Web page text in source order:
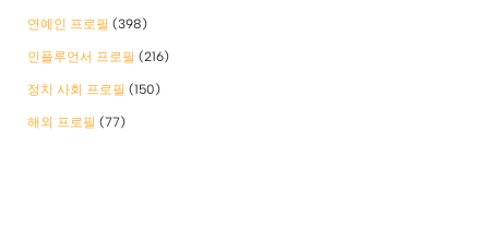
연예인 프로필 (398)
인플루언서 프로필 (216)
정치 사회 프로필 (150)
해외 프로필 (77)